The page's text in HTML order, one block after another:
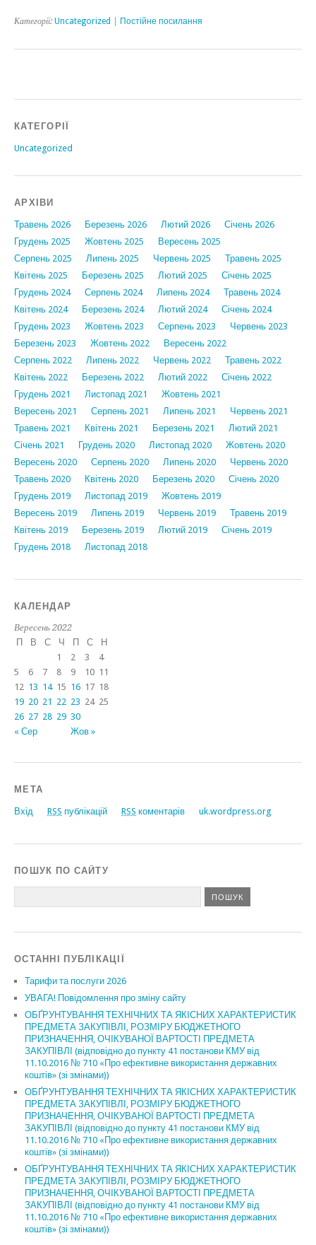
Категорії: Uncategorized Постійне посилання
КАТЕГОРІЇ
Uncategorized
АРХІВИ
Травень 2026 Березень 2026 Лютий 2026
Січень 2026
Грудень 2025
Жовтень 2025
Вересень 2025
Серпень 2025
Липень 2025 Червень 2025
Травень 2025
Квітень 2025
Березень 2025 Лютий 2025
Січень 2025
Грудень 2024
Серпень 2024 Липень 2024
Травень 2024
Квітень 2024
Березень 2024 Лютий 2024
Січень 2024
Грудень 2023
Жовтень 2023 Серпень 2023
Червень 2023
Березень 2023
Жовтень 2022
Вересень 2022
Серпень 2022
Липень 2022 Червень 2022
Травень 2022
Квітень 2022
Березень 2022 Лютий 2022
Січень 2022
Грудень 2021
Листопад 2021
Жовтень 2021
Вересень 2021
Серпень 2021 Липень 2021
Червень 2021
Травень 2021
Квітень 2021 Березень 2021
Лютий 2021
Січень 2021
Грудень 2020 Листопад 2020
Жовтень 2020
Вересень 2020
Серпень 2020 Липень 2020
Червень 2020
Травень 2020
Квітень 2020 Березень 2020
Січень 2020
Грудень 2019
Листопад 2019
Жовтень 2019
Вересень 2019
Липень 2019 Червень 2019
Травень 2019
Квітень 2019
Березень 2019 Лютий 2019
Січень 2019
Грудень 2018
Листопад 2018
КАЛЕНДАР
Вересень 2022
П
В С Ч П С Н
« Сер Жов »
1 2 3
4
5
6 7 8 9 10 11
12 13 14 15 16 17 18
19 20 21 22 23 24 25
26 27 28 29 30
МЕТА
Вхід RSS публікацій RSS коментарів uk.wordpress.org
ПОШУК ПО САЙТУ
ОСТАННІ ПУБЛІКАЦІЇ
Тарифи та послуги 2026
УВАГА! Повідомлення про зміну сайту
ОБҐРУНТУВАННЯ ТЕХНІЧНИХ ТА ЯКІСНИХ ХАРАКТЕРИСТИК
ПРЕДМЕТА ЗАКУПІВЛІ, РОЗМІРУ БЮДЖЕТНОГО
ПРИЗНАЧЕННЯ, ОЧІКУВАНОЇ ВАРТОСТІ ПРЕДМЕТА
ЗАКУПІВЛІ (відповідно до пункту 41 постанови КМУ від
11.10.2016 № 710 «Про ефективне використання державних
коштів» (зі змінами))
ОБҐРУНТУВАННЯ ТЕХНІЧНИХ ТА ЯКІСНИХ ХАРАКТЕРИСТИК
ПРЕДМЕТА ЗАКУПІВЛІ, РОЗМІРУ БЮДЖЕТНОГО
ПРИЗНАЧЕННЯ, ОЧІКУВАНОЇ ВАРТОСТІ ПРЕДМЕТА
ЗАКУПІВЛІ (відповідно до пункту 41 постанови КМУ від
11.10.2016 № 710 «Про ефективне використання державних
коштів» (зі змінами))
ОБҐРУНТУВАННЯ ТЕХНІЧНИХ ТА ЯКІСНИХ ХАРАКТЕРИСТИК
ПРЕДМЕТА ЗАКУПІВЛІ, РОЗМІРУ БЮДЖЕТНОГО
ПРИЗНАЧЕННЯ, ОЧІКУВАНОЇ ВАРТОСТІ ПРЕДМЕТА
ЗАКУПІВЛІ (відповідно до пункту 41 постанови КМУ від
11.10.2016 № 710 «Про ефективне використання державних
коштів» (зі змінами))